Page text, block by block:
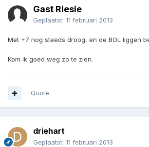
Gast Riesie
Geplaatst: 11 februari 2013
Met +7 nog steeds droog, en de BOL liggen
Kom ik goed weg zo te zien.
Quote
driehart
Geplaatst: 11 februari 2013